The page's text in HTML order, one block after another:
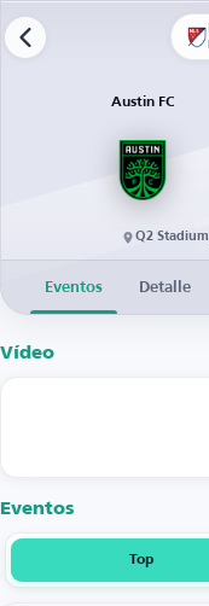
Austin FC
Q2 Stadium
Eventos Detalle
Vídeo
Eventos
Top